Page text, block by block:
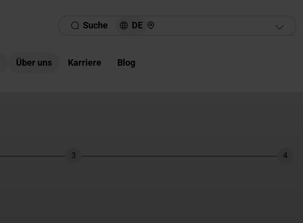
Suche DE Hier finden Sie uns
Über uns Karriere Blog
Schritt
3 4